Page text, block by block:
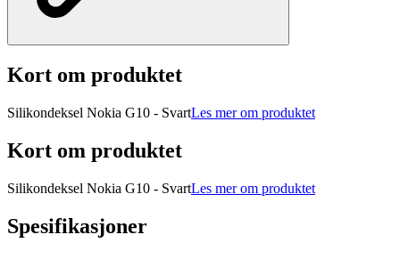
Kort om produktet
Silikondeksel Nokia G10 - SvartLes mer om produktet
Kort om produktet
Silikondeksel Nokia G10 - SvartLes mer om produktet
Spesifikasjoner